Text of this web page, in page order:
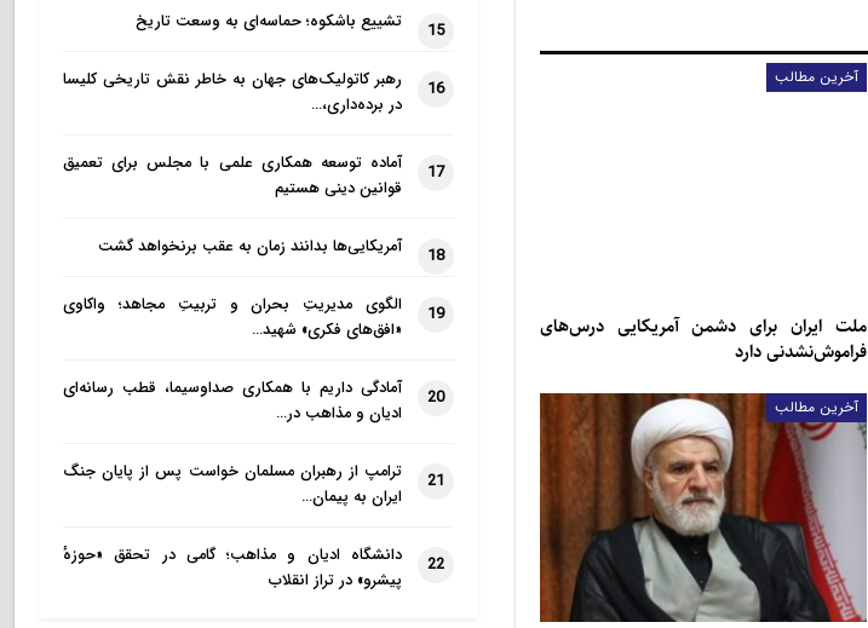
آخرین مطالب
ملت ایران برای دشمن آمریکایی درس‌های
فراموش‌نشدنی دارد
آخرین مطالب
15 تشییع باشکوه؛ حماسه‌ای به وسعت تاریخ
16
رهبر کاتولیک‌های جهان به خاطر نقش تاریخی کلیسا
در برده‌داری،…
17
آماده توسعه همکاری علمی با مجلس برای تعمیق
قوانین دینی هستیم
18 آمریکایی‌ها بدانند زمان به عقب برنخواهد گشت
19
الگوی مدیریتِ بحران و تربیتِ مجاهد؛ واکاوی
«افق‌های فکری» شهید…
20
آمادگی داریم با همکاری صداوسیما، قطب رسانه‌ای
ادیان و مذاهب در…
21
ترامپ از رهبران مسلمان خواست پس از پایان جنگ
ایران به پیمان…
22
دانشگاه ادیان و مذاهب؛ گامی در تحقق «حوزهٔ
پیشرو» در تراز انقلاب